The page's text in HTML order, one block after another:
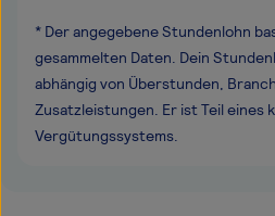
* Der angegebene Stundenlohn
gesammelten Daten. Dein
abhängig von Überstunden,
Zusatzleistungen. Er ist Teil eines
Vergütungssystems.